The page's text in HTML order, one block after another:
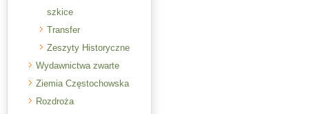
szkice
Transfer
Zeszyty Historyczne
Wydawnictwa zwarte
Ziemia Częstochowska
Rozdroża